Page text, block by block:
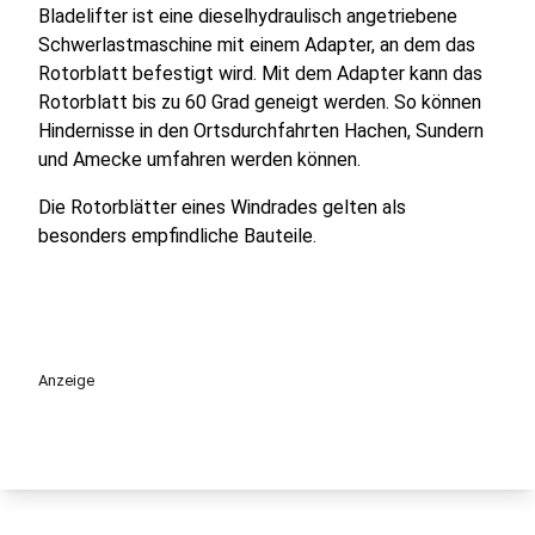
Bladelifter ist eine dieselhydraulisch angetriebene
Schwerlastmaschine mit einem Adapter, an dem das
Rotorblatt befestigt wird. Mit dem Adapter kann das
Rotorblatt bis zu 60 Grad geneigt werden. So können
Hindernisse in den Ortsdurchfahrten Hachen, Sundern
und Amecke umfahren werden können.
Die Rotorblätter eines Windrades gelten als
besonders empfindliche Bauteile.
Anzeige